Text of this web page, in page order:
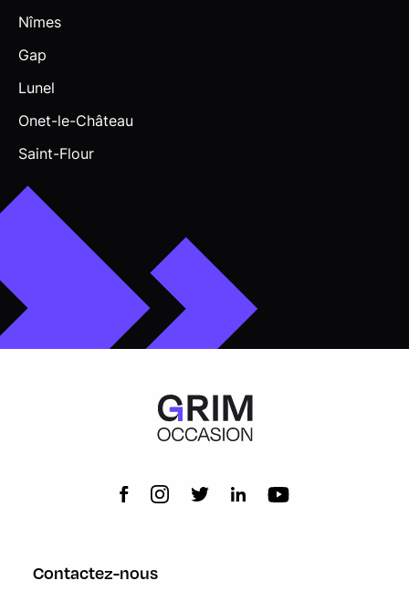
Nîmes
Gap
Lunel
Onet-le-Château
Saint-Flour
Contactez-nous